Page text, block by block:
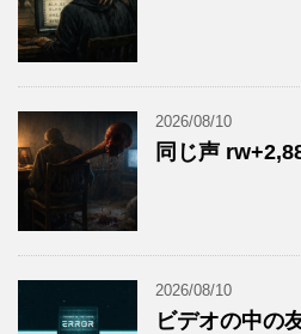
2026/08/10
同じ声
2026/08/10
ビデオの中の